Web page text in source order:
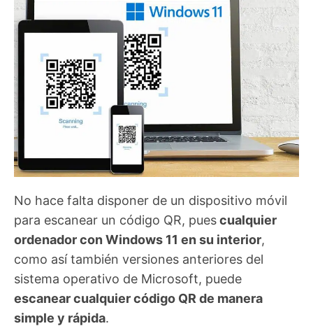
No hace falta disponer de un dispositivo móvil
para escanear un código QR, puescualquier
ordenador con Windows 11 en su interior,
como así también versiones anteriores del
sistema operativo de Microsoft, puede
escanear cualquier código QR de manera
simple y rápida.